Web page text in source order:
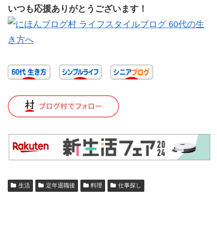
いつも応援ありがとうございます！
生活 定年退職後 料理 仕事探し